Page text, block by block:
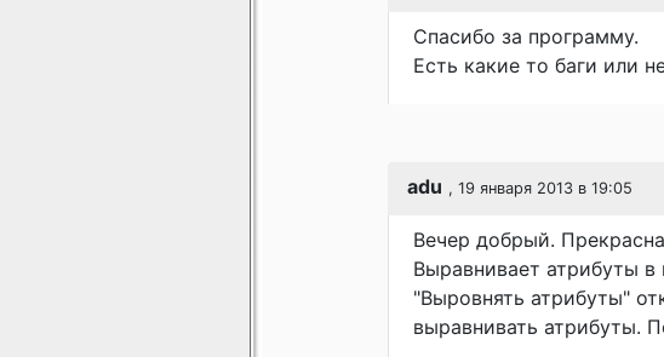
Спасибо за программу.
Есть какие то баги или
adu , 19 января 2013 в 19:05
Вечер добрый.
Выравнивает атрибуты в
"Выровнять атрибуты"
выравнивать атрибуты.